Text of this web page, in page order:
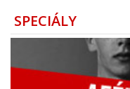
SPECIÁLY